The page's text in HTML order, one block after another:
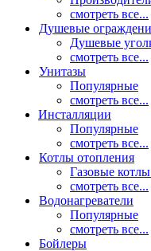
смотреть все...
Душевые
Душевые
смотреть все...
Унитазы
Популярные
смотреть все...
Инсталляции
Популярные
смотреть все...
Котлы отопления
Газовые
смотреть все...
Водонагреватели
Популярные
смотреть все...
Бойлеры